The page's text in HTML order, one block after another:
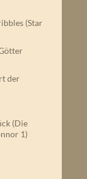
(Star
der
(Die
1)